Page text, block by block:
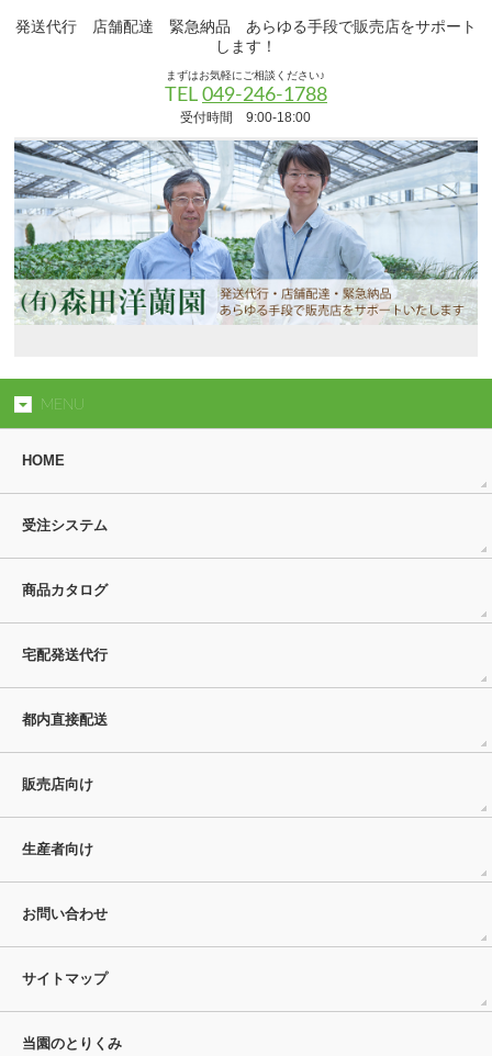
発送代行 店舗配達 緊急納品 あらゆる手段で販売店をサポート
します！
まずはお気軽にご相談ください♪
TEL 049-246-1788
受付時間 9:00-18:00
MENU
HOME
受注システム
商品カタログ
宅配発送代行
都内直接配送
販売店向け
生産者向け
お問い合わせ
サイトマップ
当園のとりくみ